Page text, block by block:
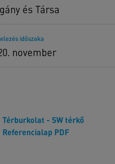
és Társa
időszaka
november
Térburkolat - SW térkő
Referencialap PDF